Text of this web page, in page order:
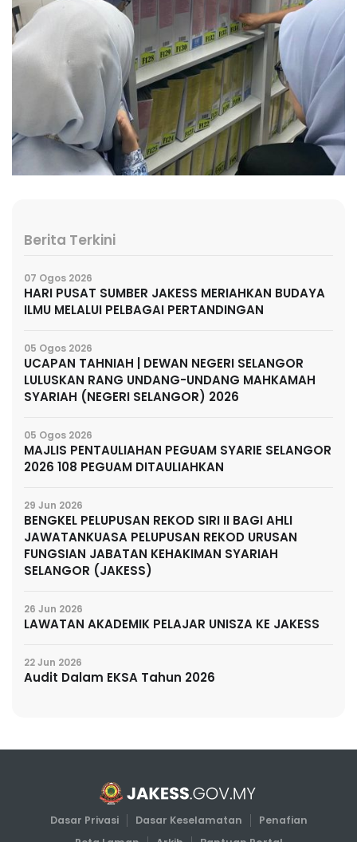
Berita Terkini
07 Ogos 2026
HARI PUSAT SUMBER JAKESS MERIAHKAN BUDAYA
ILMU MELALUI PELBAGAI PERTANDINGAN
05 Ogos 2026
UCAPAN TAHNIAH | DEWAN NEGERI SELANGOR
LULUSKAN RANG UNDANG-UNDANG MAHKAMAH
SYARIAH (NEGERI SELANGOR) 2026
05 Ogos 2026
MAJLIS PENTAULIAHAN PEGUAM SYARIE SELANGOR
2026 108 PEGUAM DITAULIAHKAN
29 Jun 2026
BENGKEL PELUPUSAN REKOD SIRI II BAGI AHLI
JAWATANKUASA PELUPUSAN REKOD URUSAN
FUNGSIAN JABATAN KEHAKIMAN SYARIAH
SELANGOR (JAKESS)
26 Jun 2026
LAWATAN AKADEMIK PELAJAR UNISZA KE JAKESS
22 Jun 2026
Audit Dalam EKSA Tahun 2026
Dasar Privasi Dasar Keselamatan
Penafian